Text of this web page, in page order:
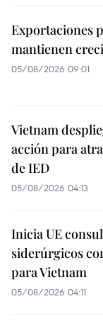
Exportaciones
mantienen
05/08/2026 09:01
Vietnam
acción para
de IED
05/08/2026 04:13
Inicia UE
siderúrgicos
para Vietnam
05/08/2026 04:11